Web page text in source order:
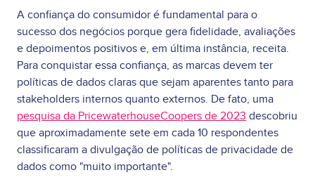
A confiança do consumidor é fundamental para o
sucesso dos negócios porque gera fidelidade, avaliações
e depoimentos positivos e, em última instância, receita.
Para conquistar essa confiança, as marcas devem ter
políticas de dados claras que sejam aparentes tanto para
stakeholders internos quanto externos. De fato, uma
pesquisa da PricewaterhouseCoopers de 2023 descobriu
que aproximadamente sete em cada 10 respondentes
classificaram a divulgação de políticas de privacidade de
dados como "muito importante".